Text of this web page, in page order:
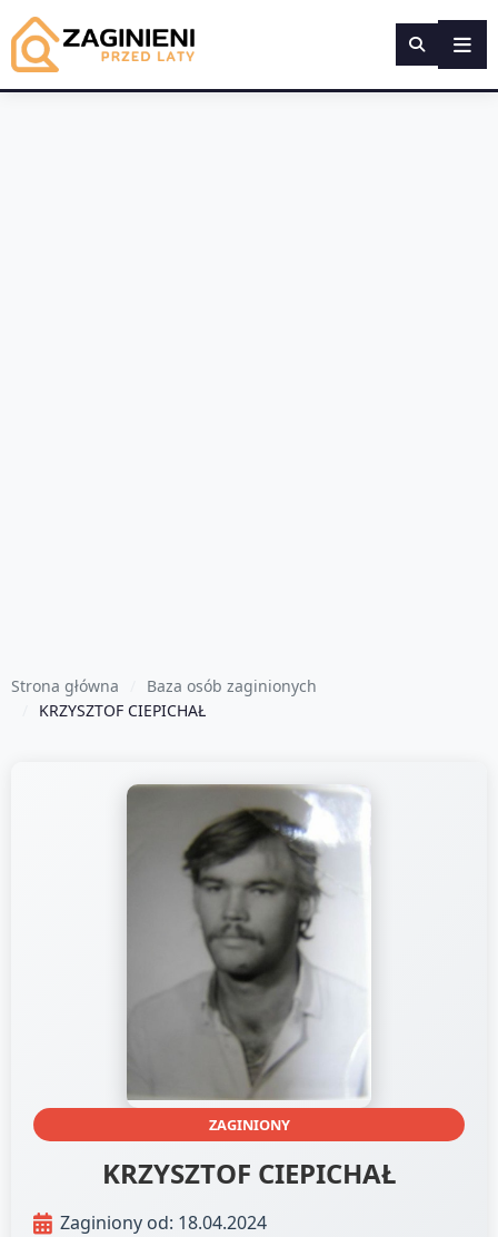
Strona główna
Baza osób zaginionych
KRZYSZTOF CIEPICHAŁ
ZAGINIONY
KRZYSZTOF CIEPICHAŁ
Zaginiony od: 18.04.2024